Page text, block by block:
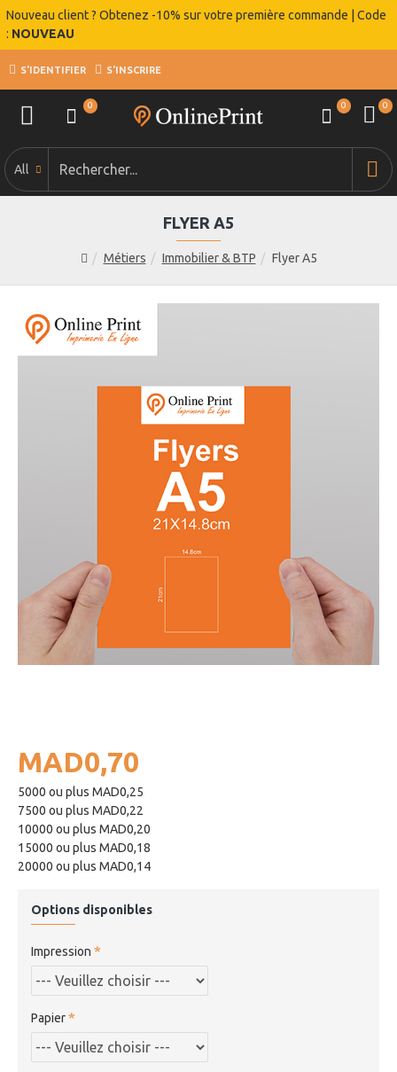
Nouveau client ? Obtenez -10% sur votre première commande | Code
: NOUVEAU
S'IDENTIFIER S'INSCRIRE
0 0 0
All
Métiers Immobilier & BTP Flyer A5
FLYER A5
MAD0,70
5000 ou plus MAD0,25
7500 ou plus MAD0,22
10000 ou plus MAD0,20
15000 ou plus MAD0,18
20000 ou plus MAD0,14
Options disponibles
Impression
Papier